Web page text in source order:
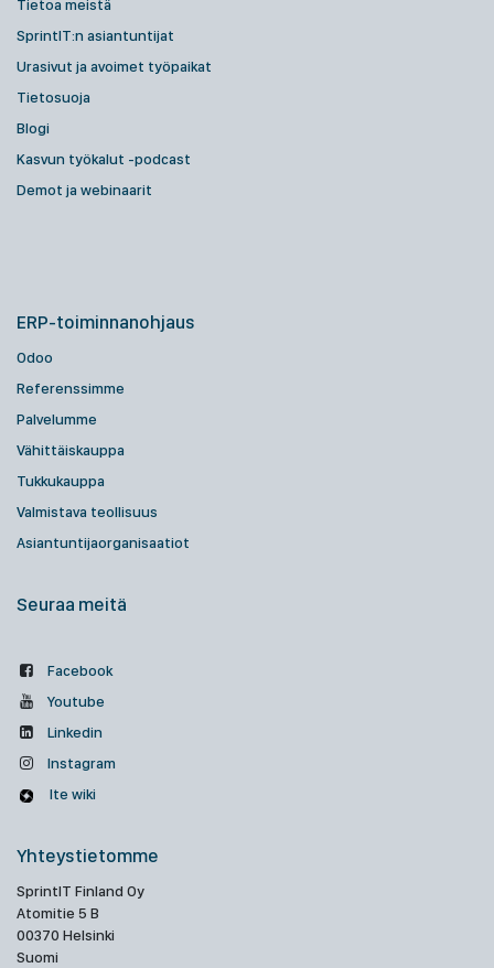
Tietoa meistä
SprintIT:n asiantuntijat
Urasivut ja avoimet työpaikat
Tietosuoja
Blogi
Kasvun työkalut -podcast
Demot ja webinaarit
ERP-toiminnanohjaus
Odoo
Referenssimme
Palvelumme
Vähittäiskauppa
Tukkukauppa
Valmistava teollisuus
Asiantuntijaorganisaatiot
Seuraa meitä
Facebook
Youtube
Linkedin
Instagram
Ite wiki
Yhteystietomme
SprintIT Finland Oy
Atomitie 5 B
00370 Helsinki
Suomi